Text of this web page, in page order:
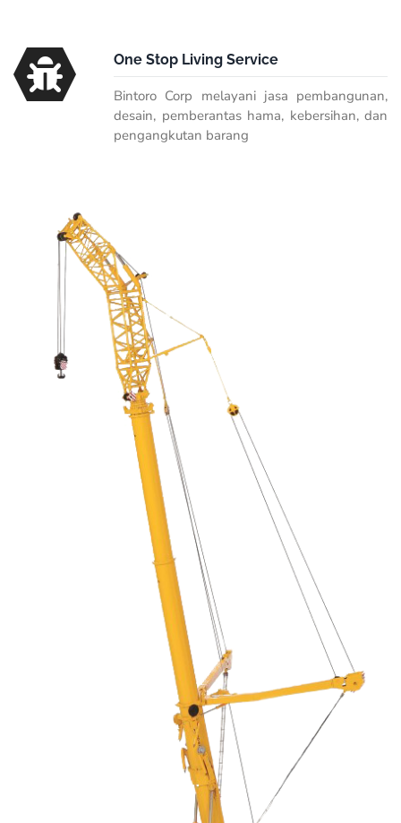
One Stop Living Service
Bintoro Corp melayani jasa pembangunan,
desain, pemberantas hama, kebersihan, dan
pengangkutan barang